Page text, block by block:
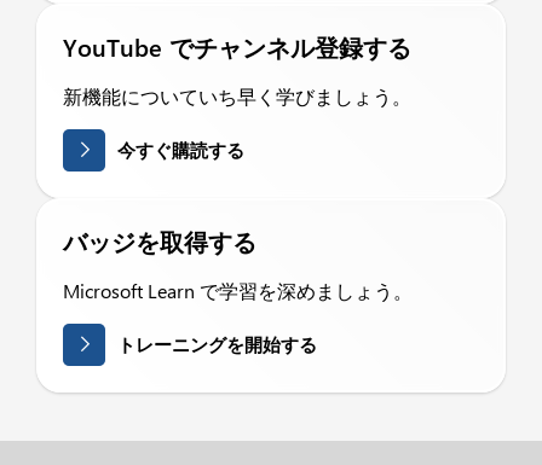
YouTube でチャンネル登録する
新機能についていち早く学びましょう。
今すぐ購読する
バッジを取得する
Microsoft Learn で学習を深めましょう。
トレーニングを開始する